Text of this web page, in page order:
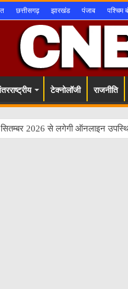
छत्तीसगढ़ झारखंड पंजाब पश्चिम
टेक्नोलॉजी राजनीति
2026 से लगेगी ऑनलाइन